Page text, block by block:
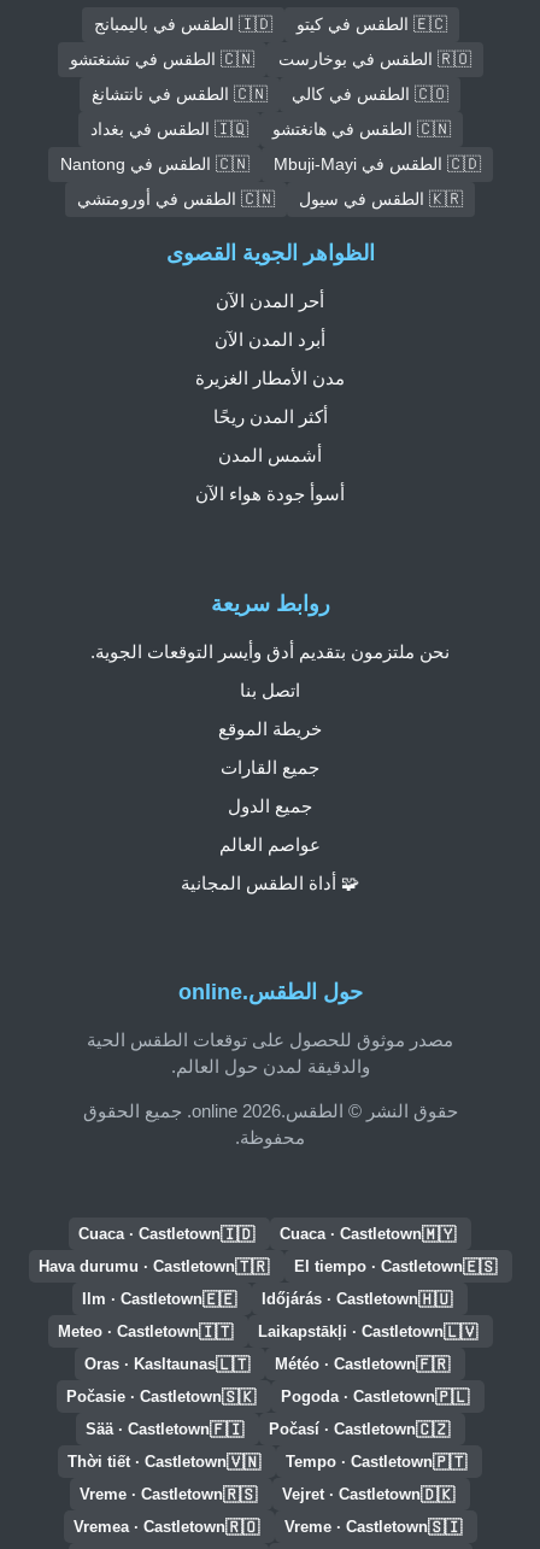
🇪🇨 الطقس في كيتو
🇮🇩 الطقس في باليمبانج
🇷🇴 الطقس في بوخارست
🇨🇳 الطقس في تشنغتشو
🇨🇴 الطقس في كالي
🇨🇳 الطقس في نانتشانغ
🇨🇳 الطقس في هانغتشو
🇮🇶 الطقس في بغداد
🇨🇩 الطقس في Mbuji-Mayi
🇨🇳 الطقس في Nantong
🇰🇷 الطقس في سيول
🇨🇳 الطقس في أورومتشي
حول الطقس.online
مصدر موثوق للحصول على توقعات الطقس الحية
والدقيقة لمدن حول العالم.
حقوق النشر © الطقس.online 2026. جميع الحقوق
محفوظة.
روابط سريعة
نحن ملتزمون بتقديم أدق وأيسر التوقعات الجوية.
اتصل بنا
خريطة الموقع
جميع القارات
جميع الدول
عواصم العالم
🧩 أداة الطقس المجانية
الظواهر الجوية القصوى
أحر المدن الآن
أبرد المدن الآن
مدن الأمطار الغزيرة
أكثر المدن ريحًا
أشمس المدن
أسوأ جودة هواء الآن
🇲🇾
Cuaca · Castletown
🇮🇩
Cuaca · Castletown
🇪🇸
El tiempo · Castletown
🇹🇷
Hava durumu · Castletown
🇭🇺
Időjárás · Castletown
🇪🇪
Ilm · Castletown
🇱🇻
Laikapstākļi · Castletown
🇮🇹
Meteo · Castletown
🇫🇷
Météo · Castletown
🇱🇹
Oras · Kasltaunas
🇵🇱
Pogoda · Castletown
🇸🇰
Počasie · Castletown
🇨🇿
Počasí · Castletown
🇫🇮
Sää · Castletown
🇵🇹
Tempo · Castletown
🇻🇳
Thời tiết · Castletown
🇩🇰
Vejret · Castletown
🇷🇸
Vreme · Castletown
🇸🇮
Vreme · Castletown
🇷🇴
Vremea · Castletown